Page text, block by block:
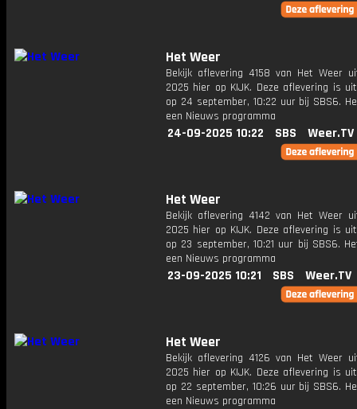
Het Weer
Bekijk aflevering 4158 van Het Weer
2025 hier op KIJK. Deze aflevering is
op 24 september, 10:22 uur bij SBS6.
een Nieuws programma
24-09-2025 10:22 SBS Weer.TV
Het Weer
Bekijk aflevering 4142 van Het Weer
2025 hier op KIJK. Deze aflevering is
op 23 september, 10:21 uur bij SBS6.
een Nieuws programma
23-09-2025 10:21 SBS Weer.TV
Het Weer
Bekijk aflevering 4126 van Het Weer
2025 hier op KIJK. Deze aflevering is
op 22 september, 10:26 uur bij SBS6.
een Nieuws programma